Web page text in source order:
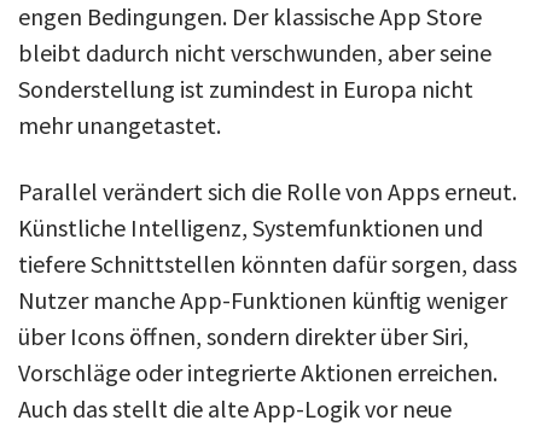
engen Bedingungen. Der klassische App Store
bleibt dadurch nicht verschwunden, aber seine
Sonderstellung ist zumindest in Europa nicht
mehr unangetastet.
Parallel verändert sich die Rolle von Apps erneut.
Künstliche Intelligenz, Systemfunktionen und
tiefere Schnittstellen könnten dafür sorgen, dass
Nutzer manche App-Funktionen künftig weniger
über Icons öffnen, sondern direkter über Siri,
Vorschläge oder integrierte Aktionen erreichen.
Auch das stellt die alte App-Logik vor neue